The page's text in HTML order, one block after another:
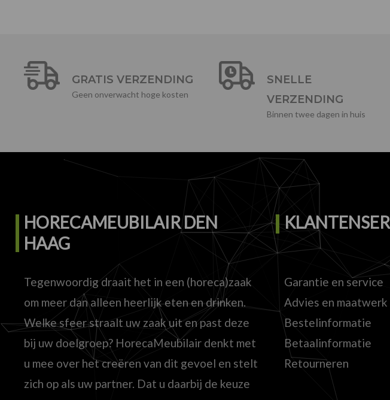
GRATIS VERZENDING
Geen onverwacht hoge kosten
SNELLE
VERZENDING
Binnen twee dagen in huis
HORECAMEUBILAIR DEN
HAAG
Tegenwoordig draait het in een (horeca)zaak
om meer dan alleen heerlijk eten en drinken.
Welke sfeer straalt uw zaak uit en past deze
bij uw doelgroep? HorecaMeubilair denkt met
u mee over het creëren van dit gevoel en stelt
zich op als uw partner. Dat u daarbij de keuze
Garantie en service
Advies en maatwerk
Bestelinformatie
Betaalinformatie
Retourneren